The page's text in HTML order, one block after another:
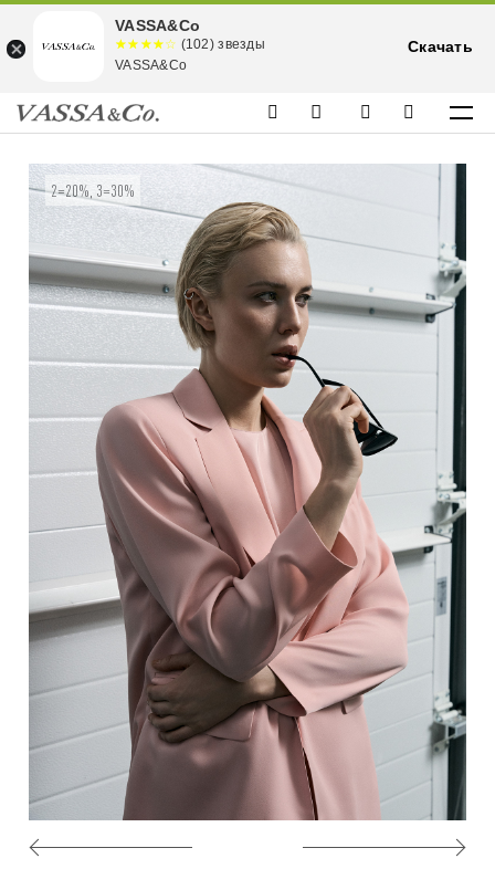
2=20%, 3=30%
VASSA&Co
☆☆☆☆☆
★★★★
★
(102) звезды
VASSA&Co
Скачать